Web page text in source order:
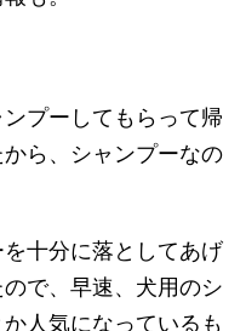
プーしてもらって帰
ら、シャンプーなの
十分に落としてあげ
で、早速、犬用のシ
人気になっているも